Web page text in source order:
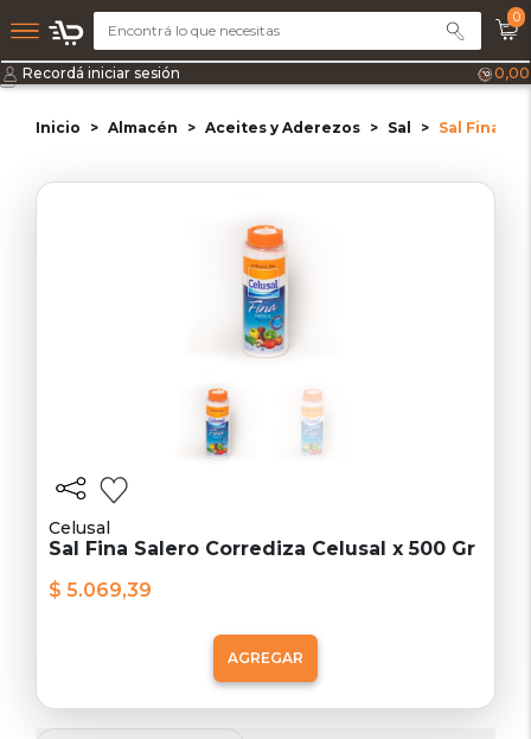
0
Recordá iniciar sesión 0,00
Inicio Almacén Aceites y Aderezos Sal Sal Fina
Celusal
Sal Fina Salero Corrediza Celusal x 500 Gr
$ 5.069,39
AGREGAR